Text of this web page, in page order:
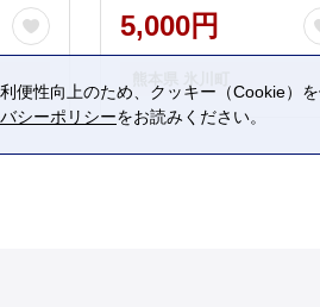
5,000円
便性向上のため、クッキー（Cookie）
シーポリシーをお読みください。